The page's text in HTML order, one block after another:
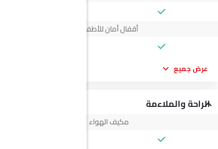
أقفال أمان للأطفال
عرض جميع
الراحة والملاءمة
مكيف الهواء